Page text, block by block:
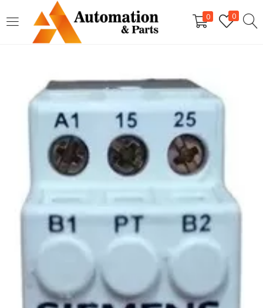
0 0
LOGIN
Lembrar-me
Login
Senha perdida?